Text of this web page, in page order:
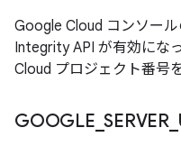
Google Cloud コンソー
Integrity API が有効にな
Cloud プロジェクト番号
GOOGLE _SERVER_